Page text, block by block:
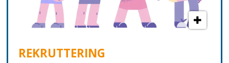
REKRUTTERING